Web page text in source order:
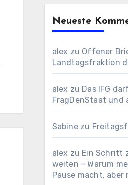
Neueste
alex zu Offener
Landtagsfraktion
alex zu Das IFG
FragDenStaat und
Sabinezu
alex zu Ein Schritt
weiten – Warum
Pause macht,